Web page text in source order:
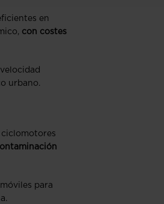
en
con costes
urbano.
ciclomotores
para